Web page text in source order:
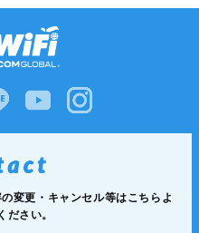
変更・キャンセル等はこちらよ
ださい。